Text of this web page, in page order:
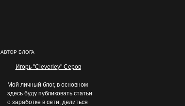
АВТОР БЛОГА
Игорь "Cleverley" Серов
Мой личный блог, в основном
здесь буду публиковать статьи
о заработке в сети, делиться